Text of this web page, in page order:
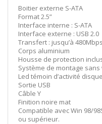
Boitier externe S-ATA
Format 2.5”
Interface interne : S-ATA
Interface externe : USB 2.0
Transfert : jusqu’à 480Mbps
Corps aluminium
Housse de protection
Système de montage sans
Led témoin d’activité disque
Sortie USB
Câble Y
Finition noire mat
Compatible avec Win 98/
ou supérieur.